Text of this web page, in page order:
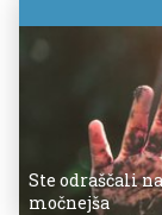
Ste odraščali
močnejša